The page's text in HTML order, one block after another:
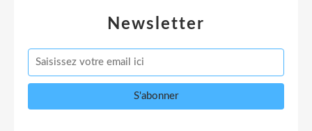
Newsletter